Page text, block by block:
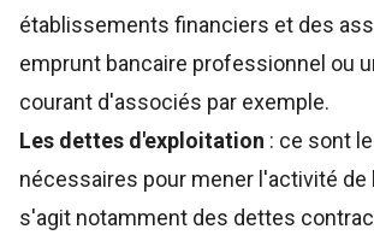
établissements financiers et des
emprunt bancaire professionnel ou
courant d'associés par exemple.
Les dettes d'exploitation : ce sont
nécessaires pour mener l'activité de
s'agit notamment des dettes